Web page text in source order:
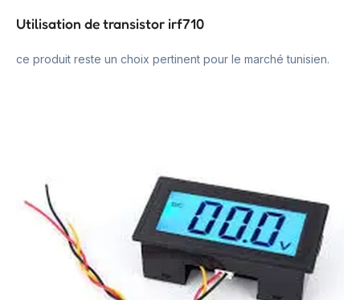
Utilisation de transistor irf710
ce produit reste un choix pertinent pour le marché tunisien.